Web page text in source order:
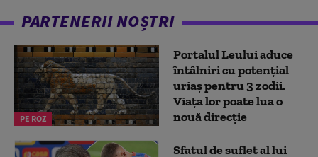
PARTENERII NOȘTRI
PE ROZ
Portalul Leului aduce
întâlniri cu potențial
uriaș pentru 3 zodii.
Viața lor poate lua o
nouă direcție
Sfatul de suflet al lui